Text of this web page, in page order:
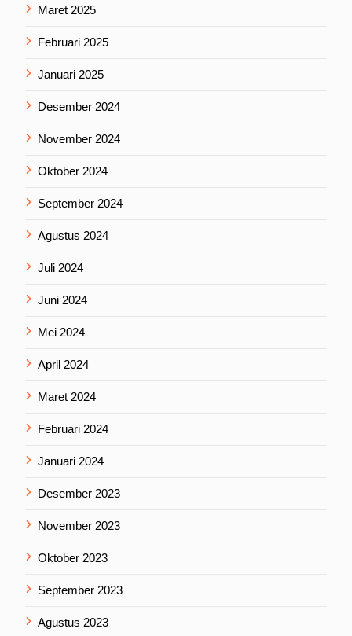
Maret 2025
Februari 2025
Januari 2025
Desember 2024
November 2024
Oktober 2024
September 2024
Agustus 2024
Juli 2024
Juni 2024
Mei 2024
April 2024
Maret 2024
Februari 2024
Januari 2024
Desember 2023
November 2023
Oktober 2023
September 2023
Agustus 2023